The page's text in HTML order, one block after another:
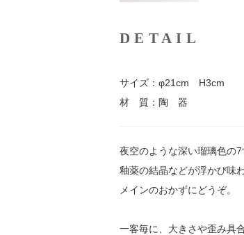
DETAIL
サイズ：φ21cm H3cm ※
材 質：陶 器
夜空のような深い瑠璃色の7
釉薬の結晶などが浮かび味
メインのおかずにどうぞ。
一客毎に、大きさや歪み具